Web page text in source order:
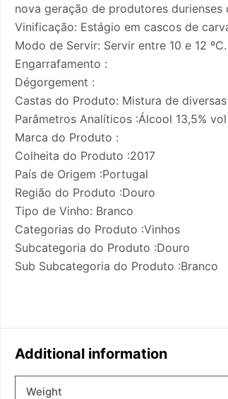
nova geração de produtores
Vinificação: Estágio em cascos de
Modo de Servir: Servir entre 10 e 12 ºC.
Engarrafamento :
Dégorgement :
Castas do Produto: Mistura de
Parâmetros Analíticos :Álcool 13,5% vol
Marca do Produto :
Colheita do Produto :2017
País de Origem :Portugal
Região do Produto :Douro
Tipo de Vinho: Branco
Categorias do Produto :Vinhos
Subcategoria do Produto :Douro
Sub Subcategoria do Produto :Branco
Additional information
Weight